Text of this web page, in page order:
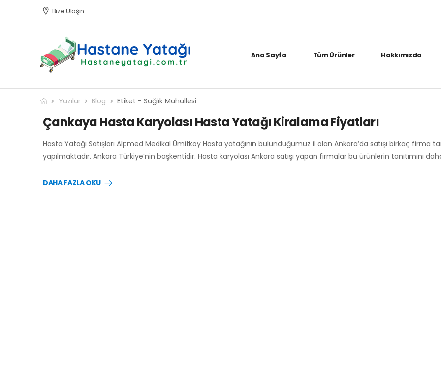
Bize Ulaşın
Ana Sayfa Tüm Ürünler Hakkımızda
Yazılar Blog Etiket - Sağlık Mahallesi
Çankaya Hasta Karyolası Hasta Yatağı Kiralama Fiyatları
Hasta Yatağı Satışları Alpmed Medikal Ümitköy Hasta yatağının bulunduğumuz il olan Ankara’da satışı birkaç firma
yapılmaktadır. Ankara Türkiye’nin başkentidir. Hasta karyolası Ankara satışı yapan firmalar bu ürünlerin tanıtımını
DAHA FAZLA OKU